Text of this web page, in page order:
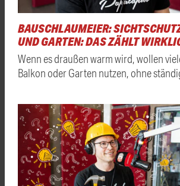
BAUSCHLAUMEIER:
UND GARTEN: DAS ZÄHLT
Wenn es draußen warm wird, wollen
Balkon oder Garten nutzen, ohne